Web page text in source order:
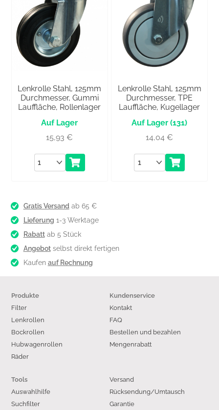
Lenkrolle Stahl, 125mm
Durchmesser, Gummi
Lauffläche, Rollenlager
15,93€
Anzahl
Lenkrolle Stahl, 125mm
Durchmesser, TPE
Lauffläche, Kugellager
(131)
14,04€
Anzahl
Gratis Versand ab 65 €
Lieferung 1-3 Werktage
Rabattab 5 Stück
Angebotselbst direkt fertigen
Kaufen auf Rechnung
Produkte
Filter
Lenkrollen
Bockrollen
Hubwagenrollen
Räder
Kundenservice
Kontakt
FAQ
Bestellen und bezahlen
Mengenrabatt
Versand
Rücksendung/Umtausch
Garantie
Tools
Auswahlhilfe
Suchfilter